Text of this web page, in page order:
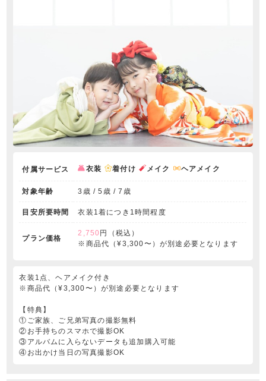
付属サービス 衣装 着付け メイク ヘアメイク
対象年齢 3歳 / 5歳 / 7歳
目安所要時間 衣装1着につき1時間程度
プラン価格
2,750 円（税込）
※商品代（¥3,300〜）が別途必要となります
衣装1点、ヘアメイク付き
※商品代（¥3,300〜）が別途必要となります
【特典】
①ご家族、ご兄弟写真の撮影無料
②お手持ちのスマホで撮影OK
③アルバムに入らないデータも追加購入可能
④お出かけ当日の写真撮影OK